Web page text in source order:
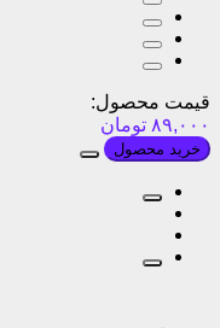
قیمت محصول:
۸۹,۰۰۰ تومان
خرید محصول